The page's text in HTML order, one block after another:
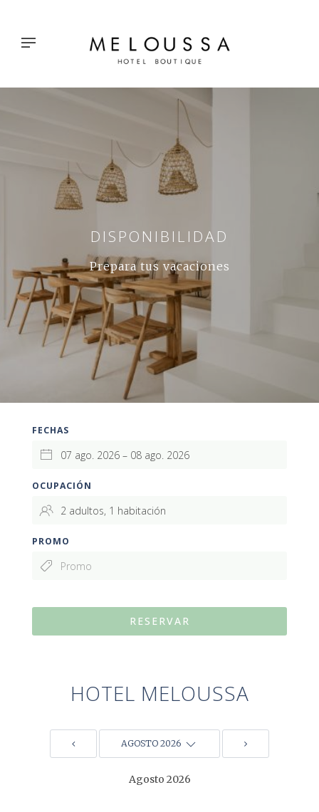
DISPONIBILIDAD
Prepara tus vacaciones
FECHAS
OCUPACIÓN
PROMO
RESERVAR
HOTEL MELOUSSA
AGOSTO 2026
Agosto 2026